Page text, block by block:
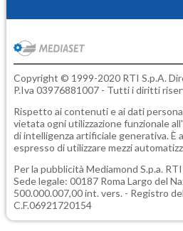
Copyright © 1999-2020 RTI S.p.A.
P.Iva 03976881007 - Tutti i diritti
Rispetto ai contenuti e ai dati
vietata ogni utilizzazione funzionale
di intelligenza artificiale generativa.
espresso di utilizzare mezzi
Per la pubblicità Mediamond S.p.a.
Sede legale: 00187 Roma Largo del
500.000.007,00 int. vers. - Registro
C.F.06921720154